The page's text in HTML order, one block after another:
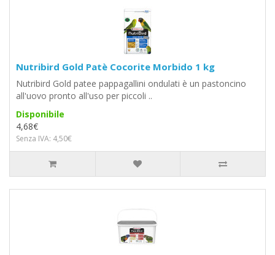
Nutribird Gold Patè Cocorite Morbido 1 kg
Nutribird Gold patee pappagallini ondulati è un pastoncino
all'uovo pronto all'uso per piccoli ..
Disponibile
4,68€
Senza IVA: 4,50€